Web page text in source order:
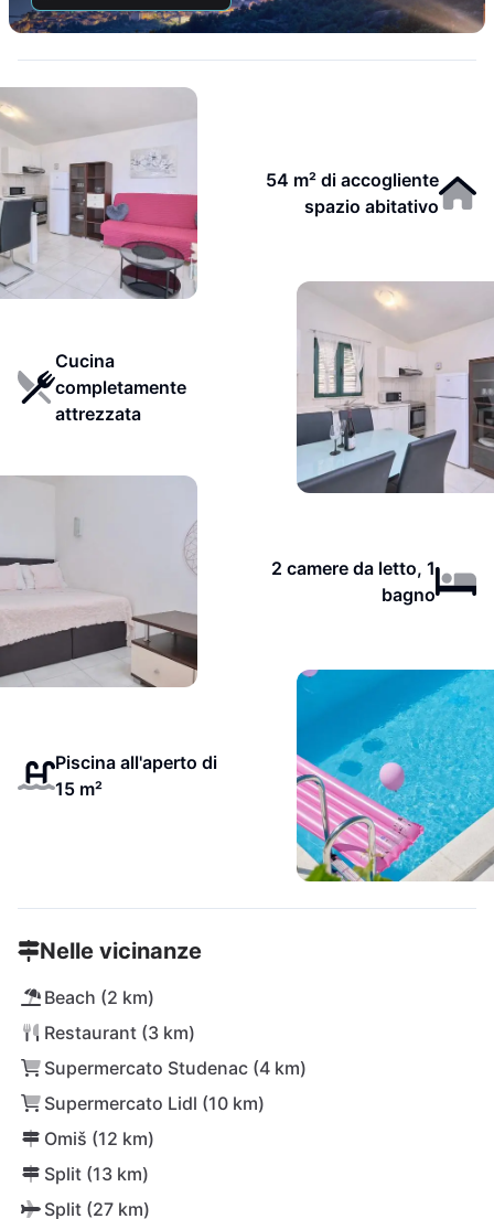
54 m² di accogliente
spazio abitativo
Cucina
completamente
attrezzata
2 camere da letto, 1
bagno
Piscina all'aperto di
15 m²
Nelle vicinanze
Beach (2 km)
Restaurant (3 km)
Supermercato Studenac (4 km)
Supermercato Lidl (10 km)
Omiš (12 km)
Split (13 km)
Split (27 km)